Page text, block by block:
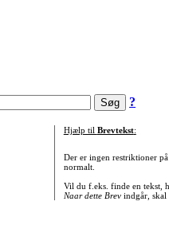
?
Hjælp til Brevtekst:
Der er ingen restriktioner
normalt.
Vil du f.eks. finde en tekst,
Naar dette Brevindgår, skal